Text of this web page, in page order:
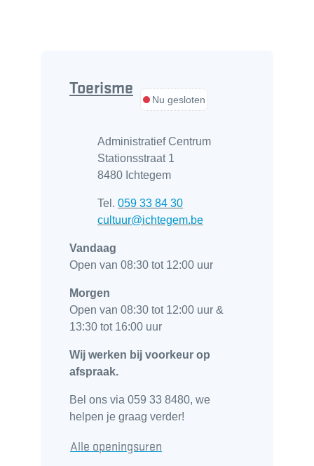
Contact
Toerisme
Nu gesloten
AdresAdministratief Centrum
Stationsstraat 1
,8480 Ichtegem
059 33 84 30
E-mailcultuur@ichtegem.be
Vandaag
Open van 08:30 tot 12:00 uur
Morgen
Open van 08:30 tot 12:00 uur &
13:30 tot 16:00 uur
Wij werken bij voorkeur op
afspraak.
Bel ons via 059 33 8480, we
helpen je graag verder!
Alle openingsuren